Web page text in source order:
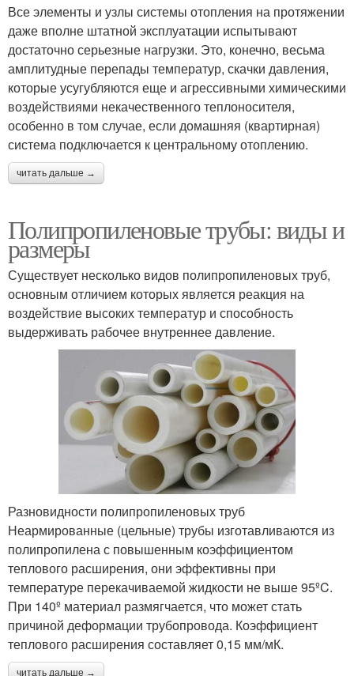
Все элементы и узлы системы отопления на протяжении
даже вполне штатной эксплуатации испытывают
достаточно серьезные нагрузки. Это, конечно, весьма
амплитудные перепады температур, скачки давления,
которые усугубляются еще и агрессивными химическими
воздействиями некачественного теплоносителя,
особенно в том случае, если домашняя (квартирная)
система подключается к центральному отоплению.
читать дальше →
Полипропиленовые трубы: виды и
размеры
Существует несколько видов полипропиленовых труб,
основным отличием которых является реакция на
воздействие высоких температур и способность
выдерживать рабочее внутреннее давление.
Разновидности полипропиленовых труб
Неармированные (цельные) трубы изготавливаются из
полипропилена с повышенным коэффициентом
теплового расширения, они эффективны при
температуре перекачиваемой жидкости не выше 95ºC.
При 140º материал размягчается, что может стать
причиной деформации трубопровода. Коэффициент
теплового расширения составляет 0,15 мм/мК.
читать дальше →